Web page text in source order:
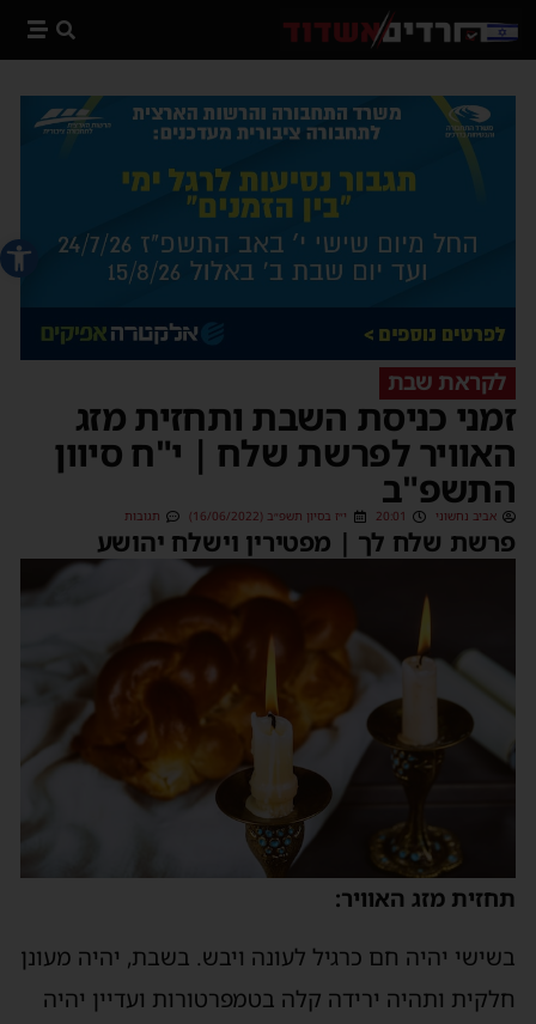
פתח
לקראת שבת
זמני כניסת השבת ותחזית מזג
האוויר לפרשת שלח | י"ח סיוון
התשפ"ב
אביב נחשוני 20:01 י״ז בסיון תשפ״ב (16/06/2022) תגובות
פרשת שלח לך | מפטירין וישלח יהושע
תחזית מזג האוויר:
בשישי יהיה חם כרגיל לעונה ויבש. בשבת, יהיה מעונן
חלקית ותהיה ירידה קלה בטמפרטורות ועדיין יהיה